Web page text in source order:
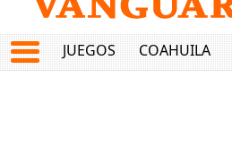
JUEGOS COAHUILA